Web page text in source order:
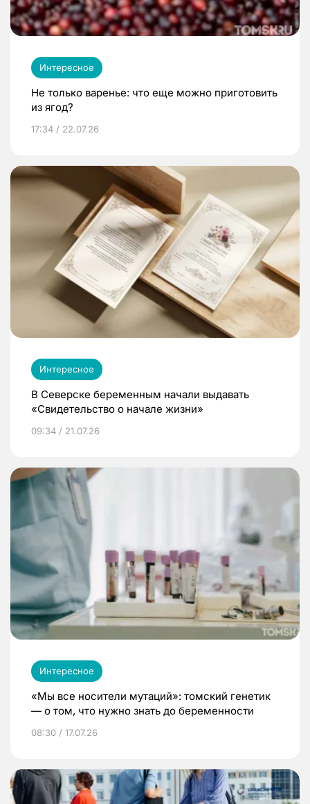
Интересное
Не только варенье: что еще можно приготовить
из ягод?
17:34 / 22.07.26
Интересное
В Северске беременным начали выдавать
«Свидетельство о начале жизни»
09:34 / 21.07.26
Интересное
«Мы все носители мутаций»: томский генетик
— о том, что нужно знать до беременности
08:30 / 17.07.26